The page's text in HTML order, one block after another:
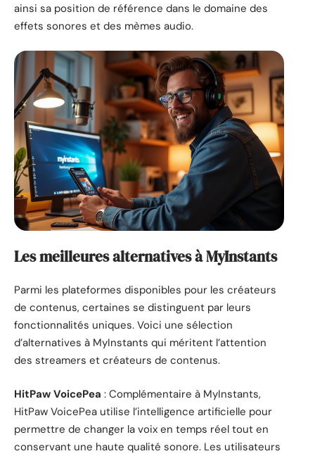
ainsi sa position de référence dans le domaine des
effets sonores et des mèmes audio.
Les meilleures alternatives à MyInstants
Parmi les plateformes disponibles pour les créateurs
de contenus, certaines se distinguent par leurs
fonctionnalités uniques. Voici une sélection
d’alternatives à MyInstants qui méritent l’attention
des streamers et créateurs de contenus.
HitPaw VoicePea : Complémentaire à MyInstants,
HitPaw VoicePea utilise l’intelligence artificielle pour
permettre de changer la voix en temps réel tout en
conservant une haute qualité sonore. Les utilisateurs